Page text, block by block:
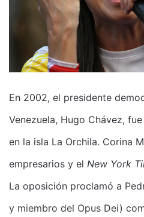
En 2002, el presidente
Venezuela, Hugo Chávez,
en la isla La Orchila. Corina
empresarios y el New York
La oposición proclamó a
y miembro del Opus Dei)